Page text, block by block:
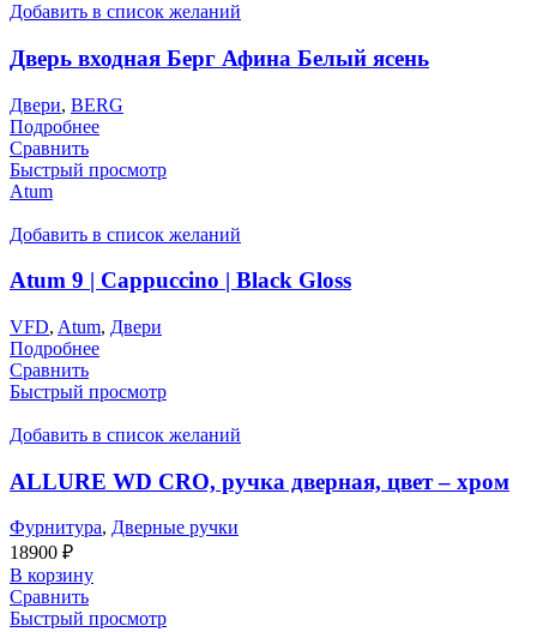
Добавить в список желаний
Дверь входная Берг Афина Белый ясень
Двери, BERG
Подробнее
Сравнить
Быстрый просмотр
Atum
Добавить в список желаний
Atum 9 | Cappuccino | Black Gloss
VFD, Atum, Двери
Подробнее
Сравнить
Быстрый просмотр
Добавить в список желаний
ALLURE WD CRO, ручка дверная, цвет – хром
Фурнитура, Дверные ручки
18900 ₽
В корзину
Сравнить
Быстрый просмотр